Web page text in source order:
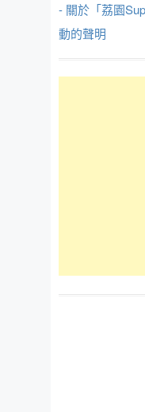
- 關於「荔園
動的聲明